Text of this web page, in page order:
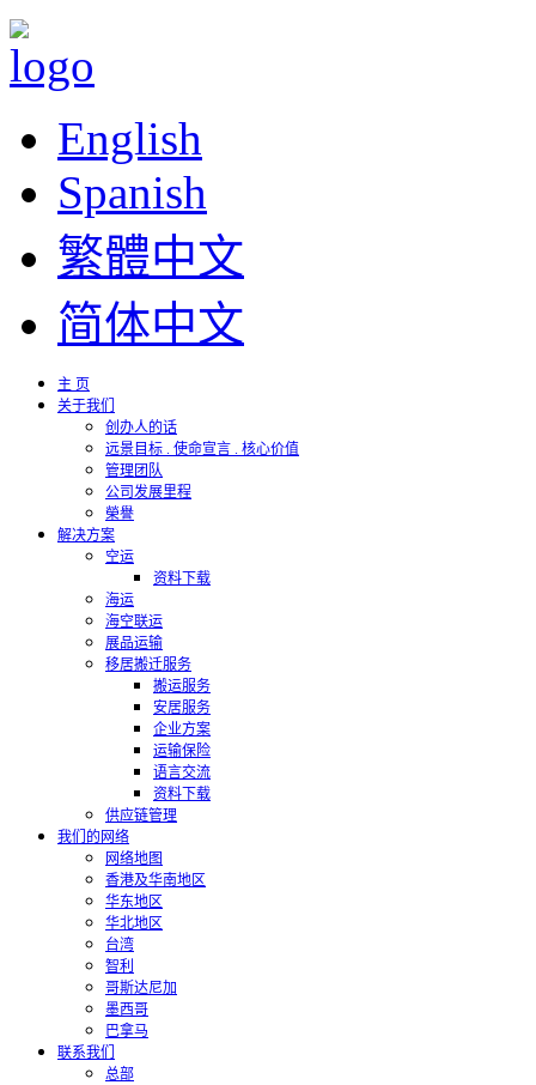
English
Spanish
繁體中文
简体中文
主 页
关于我们
创办人的话
远景目标 . 使命宣言 . 核心价值
管理团队
公司发展里程
榮譽
解决方案
空运
资料下载
海运
海空联运
展品运输
移居搬迁服务
搬运服务
安居服务
企业方案
运输保险
语言交流
资料下载
供应链管理
我们的网络
网络地图
香港及华南地区
华东地区
华北地区
台湾
智利
哥斯达尼加
墨西哥
巴拿马
联系我们
总部